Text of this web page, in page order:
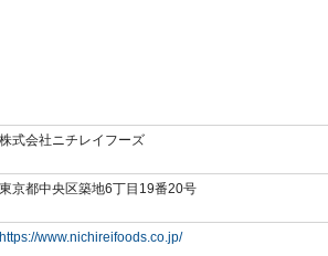
株式会社ニチレイフーズ
東京都中央区築地6丁目19番20号
https://www.nichireifoods.co.jp/